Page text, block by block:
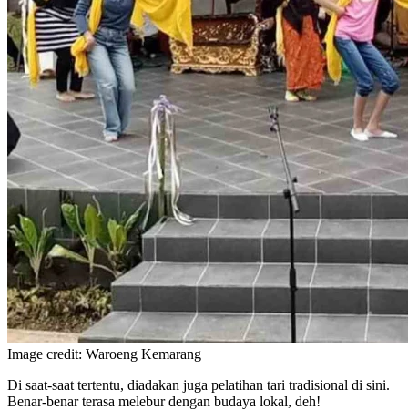
Image credit: Waroeng Kemarang
Di saat-saat tertentu, diadakan juga pelatihan tari tradisional di sini.
Benar-benar terasa melebur dengan budaya lokal, deh!